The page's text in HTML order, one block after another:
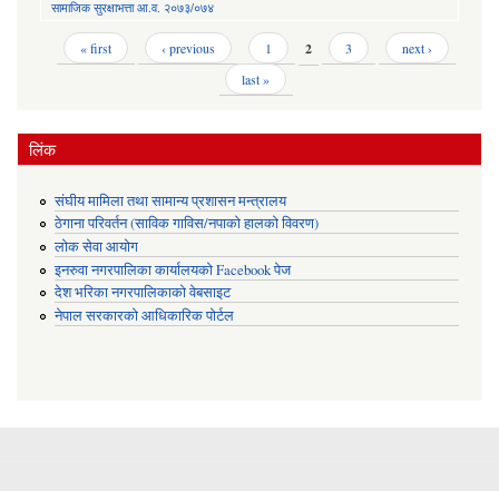
सामाजिक सुरक्षाभत्ता आ.व. २०७३/०७४
Pages« first ‹ previous 1 2 3
next ›
last »
लिंक
संघीय मामिला तथा सामान्य प्रशासन मन्त्रालय
ठेगाना परिवर्तन (साविक गाविस/नपाको हालको विवरण)
लोक सेवा आयोग
इनरुवा नगरपालिका कार्यालयको Facebook पेज
देश भरिका नगरपालिकाको वेबसाइट
नेपाल सरकारको आधिकारिक पोर्टल